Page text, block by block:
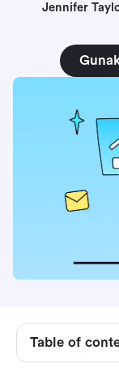
Jennifer
Table of